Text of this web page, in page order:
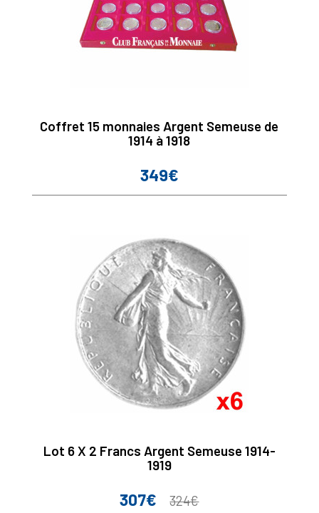
Coffret 15 monnaies Argent Semeuse de
1914 à 1918
Prix
349€
Lot 6 X 2 Francs Argent Semeuse 1914-
1919
Prix
307€
Prix
324€